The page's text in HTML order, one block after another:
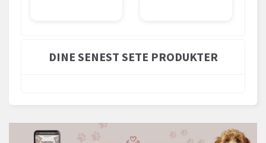
DINE SENEST SETE PRODUKTER